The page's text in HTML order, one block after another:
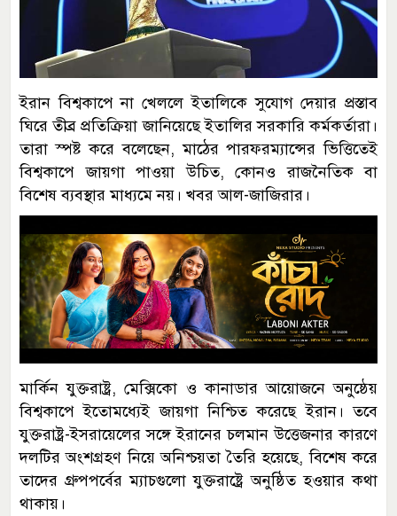
ইরান বিশ্বকাপে না খেললে ইতালিকে সুযোগ দেয়ার প্রস্তাব
ঘিরে তীব্র প্রতিক্রিয়া জানিয়েছে ইতালির সরকারি কর্মকর্তারা।
তারা স্পষ্ট করে বলেছেন, মাঠের পারফরম্যান্সের ভিত্তিতেই
বিশ্বকাপে জায়গা পাওয়া উচিত, কোনও রাজনৈতিক বা
বিশেষ ব্যবস্থার মাধ্যমে নয়। খবর আল-জাজিরার।
মার্কিন যুক্তরাষ্ট্র, মেক্সিকো ও কানাডার আয়োজনে অনুষ্ঠেয়
বিশ্বকাপে ইতোমধ্যেই জায়গা নিশ্চিত করেছে ইরান। তবে
যুক্তরাষ্ট্র-ইসরায়েলের সঙ্গে ইরানের চলমান উত্তেজনার কারণে
দলটির অংশগ্রহণ নিয়ে অনিশ্চয়তা তৈরি হয়েছে, বিশেষ করে
তাদের গ্রুপপর্বের ম্যাচগুলো যুক্তরাষ্ট্রে অনুষ্ঠিত হওয়ার কথা
থাকায়।